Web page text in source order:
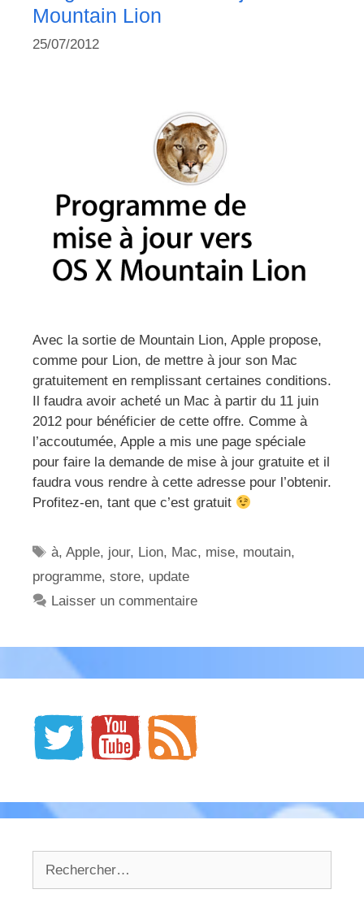
Mountain Lion
25/07/2012
Avec la sortie de Mountain Lion, Apple propose,
comme pour Lion, de mettre à jour son Mac
gratuitement en remplissant certaines conditions.
Il faudra avoir acheté un Mac à partir du 11 juin
2012 pour bénéficier de cette offre. Comme à
l’accoutumée, Apple a mis une page spéciale
pour faire la demande de mise à jour gratuite et il
faudra vous rendre à cette adresse pour l’obtenir.
Profitez-en, tant que c’est gratuit
Étiquettes
à,Apple, jour, Lion, Mac, mise, moutain,
programme, store, update
Laisser un commentaire